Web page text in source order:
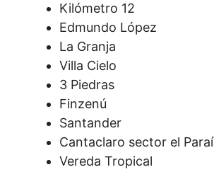
Kilómetro 12
Edmundo López
La Granja
Villa Cielo
3 Piedras
Finzenú
Santander
Cantaclaro sector el
Vereda Tropical